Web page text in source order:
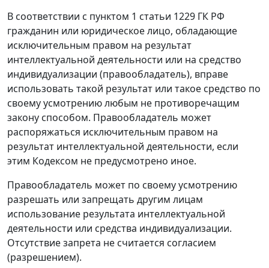
В соответствии с пунктом 1 статьи 1229 ГК РФ
гражданин или юридическое лицо, обладающие
исключительным правом на результат
интеллектуальной деятельности или на средство
индивидуализации (правообладатель), вправе
использовать такой результат или такое средство по
своему усмотрению любым не противоречащим
закону способом. Правообладатель может
распоряжаться исключительным правом на
результат интеллектуальной деятельности, если
этим Кодексом не предусмотрено иное.
Правообладатель может по своему усмотрению
разрешать или запрещать другим лицам
использование результата интеллектуальной
деятельности или средства индивидуализации.
Отсутствие запрета не считается согласием
(разрешением).